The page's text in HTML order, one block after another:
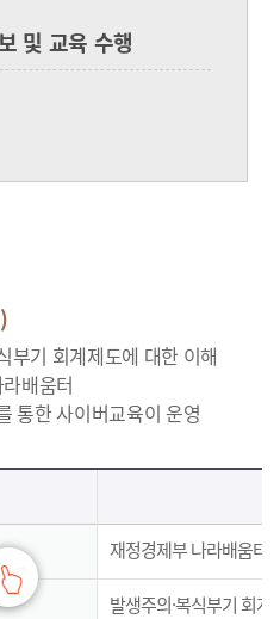
및 교육 수행
부기 회계제도에 대한 이해
배움터
한 사이버교육이 운영
재정경제부 나라배움터(
발생주의·복식부기 회계